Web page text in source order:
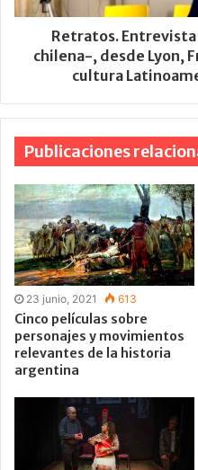
Retratos.
chilena-, desde Lyon,
cultura
Publicaciones
23 junio, 2021 613
Cinco películas sobre
personajes y movimientos
relevantes de la historia
argentina